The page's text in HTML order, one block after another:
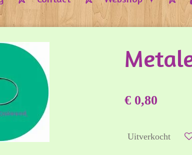
€ 0,80
Uitverkocht